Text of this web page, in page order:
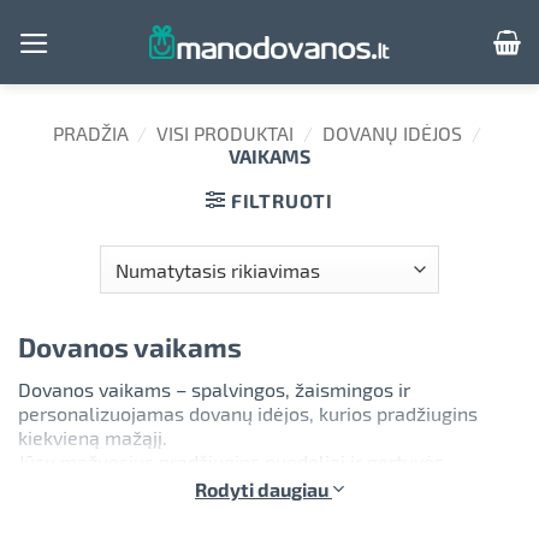
PRADŽIA / VISI PRODUKTAI / DOVANŲ IDĖJOS /
VAIKAMS
FILTRUOTI
Dovanos vaikams
Dovanos vaikams – spalvingos, žaismingos ir
personalizuojamas dovanų idėjos, kurios pradžiugins
kiekvieną mažąjį.
vaikams, kurie puikiai tinka kasdieniam naudojimui
Rodyti daugiau